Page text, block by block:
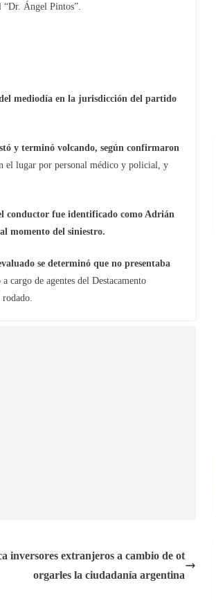
Ángel Pintos”.
del mediodía en la jurisdicción del partido
y terminó volcando, según confirmaron
el lugar por personal médico y policial, y
conductor fue identificado como Adrián
momento del siniestro.
se determinó que no presentaba
cargo de agentes del Destacamento
inversores extranjeros a cambio de ot
orgarles la ciudadanía argentina